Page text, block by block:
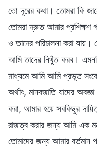
তো দূরের কথা। তোমরা কি
তোমরা দ্রুত আমার প্রশিক্ষণ
ও তাদের পরিচালনা করা
আমি তাদের নিখুঁত করব।
মাধ্যমে আমি আমি প্রভূত
অর্থাৎ, মানবজাতি যাদের
করা, আমার হয়ে সবকিছুর
রাজত্ব করার জন্য আমি এক
তোমাদের জন্য আমার বর্তমান